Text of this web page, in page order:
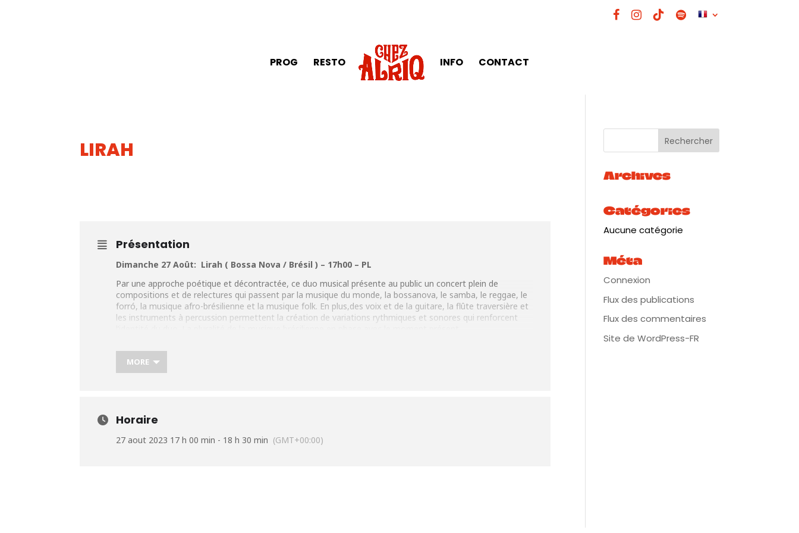
PROG RESTO INFO CONTACT
LIRAH
Présentation
Dimanche 27 Août: Lirah ( Bossa Nova / Brésil ) – 17h00 – PL
Par une approche poétique et décontractée, ce duo musical présente au public un concert plein de
compositions et de relectures qui passent par la musique du monde, la bossanova, le samba, le reggae, le
forró, la musique afro-brésilienne et la musique folk. En plus,des voix et de la guitare, la flûte traversière et
les instruments à percussion permettent la création de variations rythmiques et sonores qui renforcent
MORE
Horaire
27 aout 2023 17 h 00 min - 18 h 30 min (GMT+00:00)
Archives
Catégories
Aucune catégorie
Méta
Connexion
Flux des publications
Flux des commentaires
Site de WordPress-FR